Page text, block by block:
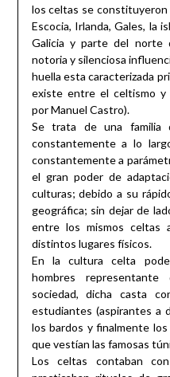
los celtas se
Escocia, Irlanda, Gales, la
Galicia y parte del norte
notoria y silenciosa
huella esta caracterizada
existe entre el celtismo y
por Manuel Castro).
Se trata de una familia
constantemente a lo
constantemente a
el gran poder de
culturas; debido a su
geográfica; sin dejar de
entre los mismos
distintos lugares físicos.
En la cultura celta
hombres
sociedad, dicha casta
estudiantes (aspirantes a
los bardos y finalmente
que vestían las famosas
Los celtas contaban